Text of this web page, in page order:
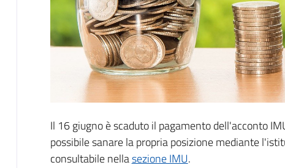
Descrizione
Il 16 giugno è scaduto il pagamento dell'acconto
possibile sanare la propria posizione mediante
consultabile nellasezione IMU.